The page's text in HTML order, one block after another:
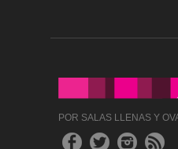
POR SALAS LLENAS Y